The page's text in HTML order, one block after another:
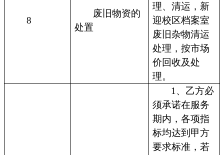
8
废旧物资的
处置
理、清运，新
迎校区档案室
废旧杂物清运
处理，按市场
价回收及处
理。
1、乙方必
须承诺在服务
期内，各项指
标均达到甲方
要求标准，若